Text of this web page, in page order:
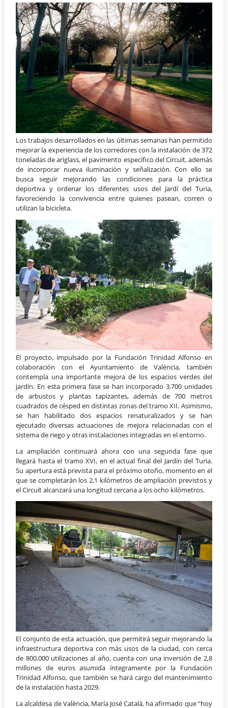
Los trabajos desarrollados en las últimas semanas han permitido
mejorar la experiencia de los corredores con la instalación de 372
toneladas de ariglass, el pavimento específico del Circuit, además
de incorporar nueva iluminación y señalización. Con ello se
busca seguir mejorando las condiciones para la práctica
deportiva y ordenar los diferentes usos del Jardí del Turia,
favoreciendo la convivencia entre quienes pasean, corren o
utilizan la bicicleta.
El proyecto, impulsado por la Fundación Trinidad Alfonso en
colaboración con el Ayuntamiento de València, también
contempla una importante mejora de los espacios verdes del
jardín. En esta primera fase se han incorporado 3.700 unidades
de arbustos y plantas tapizantes, además de 700 metros
cuadrados de césped en distintas zonas del tramo XII. Asimismo,
se han habilitado dos espacios renaturalizados y se han
ejecutado diversas actuaciones de mejora relacionadas con el
sistema de riego y otras instalaciones integradas en el entorno.
La ampliación continuará ahora con una segunda fase que
llegará hasta el tramo XVI, en el actual final del Jardín del Turia.
Su apertura está prevista para el próximo otoño, momento en el
que se completarán los 2,1 kilómetros de ampliación previstos y
el Circuit alcanzará una longitud cercana a los ocho kilómetros.
El conjunto de esta actuación, que permitirá seguir mejorando la
infraestructura deportiva con más usos de la ciudad, con cerca
de 800.000 utilizaciones al año, cuenta con una inversión de 2,8
millones de euros asumida íntegramente por la Fundación
Trinidad Alfonso, que también se hará cargo del mantenimiento
de la instalación hasta 2029.
La alcaldesa de València, María José Catalá, ha afirmado que “hoy